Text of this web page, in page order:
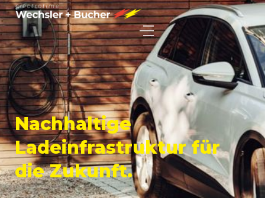
Nachhaltige
Ladeinfrastruktur für
die Zukunft.